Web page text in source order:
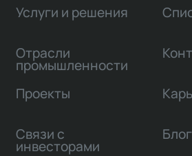
Услуги и решения
Отрасли
промышленности
Проекты
Связи с
инвесторами
Блог